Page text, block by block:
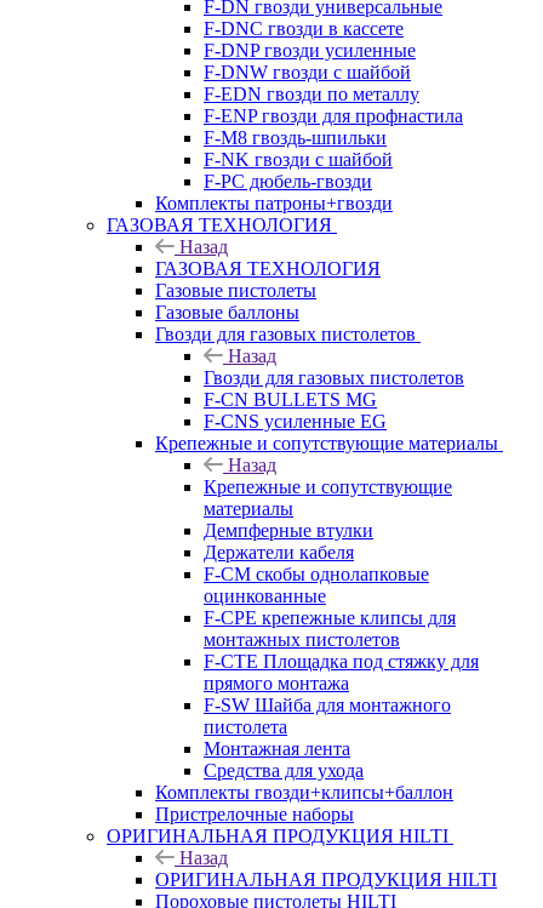
F-DN гвозди универсальные
F-DNC гвозди в кассете
F-DNP гвозди усиленные
F-DNW гвозди с шайбой
F-EDN гвозди по металлу
F-ENP гвозди для профнастила
F-M8 гвоздь-шпильки
F-NK гвозди с шайбой
F-PC дюбель-гвозди
Комплекты патроны+гвозди
ГАЗОВАЯ ТЕХНОЛОГИЯ
Назад
ГАЗОВАЯ ТЕХНОЛОГИЯ
Газовые пистолеты
Газовые баллоны
Гвозди для газовых пистолетов
Назад
Гвозди для газовых пистолетов
F-CN BULLETS MG
F-CNS усиленные EG
Крепежные и сопутствующие материалы
Назад
Крепежные и сопутствующие
материалы
Демпферные втулки
Держатели кабеля
F-CM скобы однолапковые
оцинкованные
F-CPE крепежные клипсы для
монтажных пистолетов
F-CTE Площадка под стяжку для
прямого монтажа
F-SW Шайба для монтажного
пистолета
Монтажная лента
Средства для ухода
Комплекты гвозди+клипсы+баллон
Пристрелочные наборы
ОРИГИНАЛЬНАЯ ПРОДУКЦИЯ HILTI
Назад
ОРИГИНАЛЬНАЯ ПРОДУКЦИЯ HILTI
Пороховые пистолеты HILTI